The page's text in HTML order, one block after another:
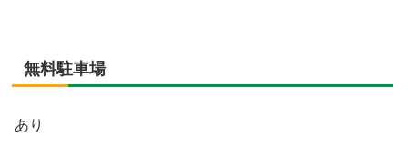
無料駐車場
あり